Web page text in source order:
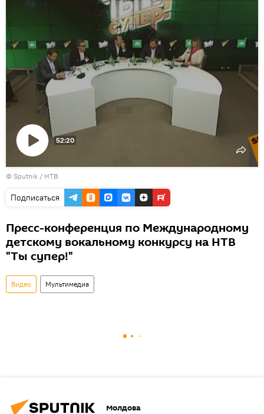
Воспроизвести
видео
52:20
© Sputnik / НТВ
Подписаться
Пресс-конференция по Международному
детскому вокальному конкурсу на НТВ
"Ты супер!"
Видео Мультимедиа
Молдова